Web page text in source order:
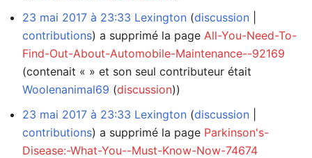
23 mai 2017 à 23:33 Lexington discussion
contributions a supprimé la page All-You-Need-To-
Find-Out-About-Automobile-Maintenance--92169
(contenait « » et son seul contributeur était
Woolenanimal69 (discussion))
23 mai 2017 à 23:33 Lexington discussion
contributions a supprimé la page Parkinson's-
Disease:-What-You--Must-Know-Now-74674